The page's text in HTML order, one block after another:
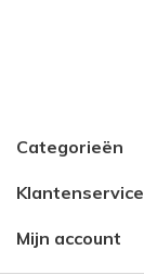
Categorieën
Klantenservice
Mijn account